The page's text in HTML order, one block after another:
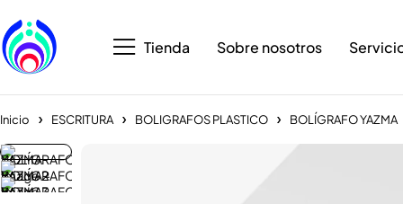
Tienda Sobre nosotros
Inicio ESCRITURA BOLIGRAFOS PLASTICO BOLÍGRAFO YAZMA